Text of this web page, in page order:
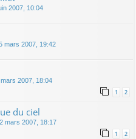
2007, 10:04
mars 2007, 19:42
2007, 18:04
1 2
du ciel
mars 2007, 18:17
1 2